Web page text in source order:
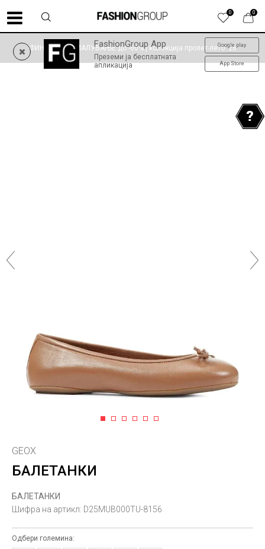
0
0
FashionGroup App
Преземи ја бесплатната
апликација
Google play
App Store
ФИНАЛНО НАМАЛУВАЊЕ до -60% | колекција пролет-лето '26
1 2 3 4 5 6
GEOX
БАЛЕТАНКИ
БАЛЕТАНКИ
Шифра на артикл: D25MUB000TU-8156
Одбери големина: